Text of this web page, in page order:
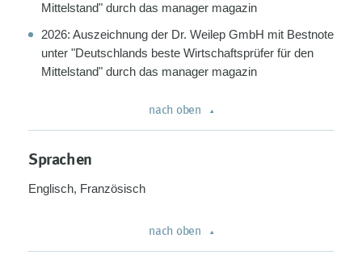
Mittelstand" durch das manager magazin
2026: Auszeichnung der Dr. Weilep GmbH mit Bestnote
unter "Deutschlands beste Wirtschaftsprüfer für den
Mittelstand" durch das manager magazin
nach oben
Sprachen
Englisch, Französisch
nach oben